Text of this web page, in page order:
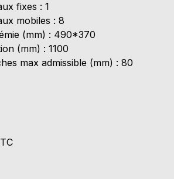
fixes : 1
mobiles : 8
(mm) : 490*370
(mm) : 1100
max admissible (mm) : 80